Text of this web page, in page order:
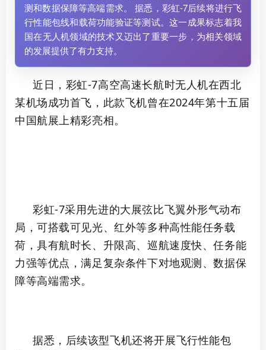
测和数据保障等高端需求。 据悉，彩虹-7后续将进行飞
行性能包线和载荷功能验证等测试。这一成果标志着我
国在无人机领域的技术又迈出了重要一步，为相关领域
的发展提供了有力支持。
近日，彩虹-7高空高速长航时无人机在西北
某机场成功首飞，此款飞机曾在2024年第十五届
中国航展上精彩亮相。
彩虹-7采用先进的大展弦比飞翼外形气动布
局，可搭载可见光、红外等多种高性能任务载
荷，具有航时长、升限高、巡航速度快、任务能
力强等优点，满足复杂条件下对地观测、数据保
障等高端需求。
据悉，后续该型飞机还将开展飞行性能包